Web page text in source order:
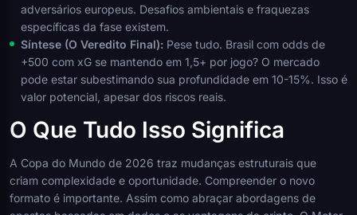
adversários europeus. Desafios ambientais e fraquezas
específicas da fase existem.
Síntese (O Veredito Final): Pese tudo. Brasil com odds de
+500 com xG se mantendo em 1,5+ por jogo? O mercado
pode estar subestimando sua profundidade em 10-15%. Isso é
valor potencial, apesar dos riscos reais.
O Que Tudo Isso Significa
A Copa do Mundo de 2026 traz mudanças estruturais que
criam complexidade e oportunidade. Compreender o novo
formato é importante. Assim como abraçar abordagens de